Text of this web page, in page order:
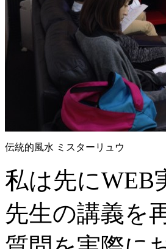
伝統的風水 ミスターリュウ
私は先にWEB
先生の講義を